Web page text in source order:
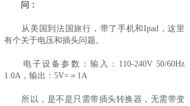
问：
从美国到法国旅行，带了手机和Ipad，这里
有个关于电压和插头问题。
电子设备参数：输入：110-240V 50/60Hz
1.0A，输出：5V=＝1A
所以，是不是只需带插头转换器，无需带变